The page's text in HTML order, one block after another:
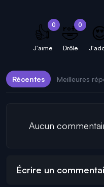
0
👍
J'aime
0
🤣
Drôle
Récentes Meilleures
Aucun
Écrire un